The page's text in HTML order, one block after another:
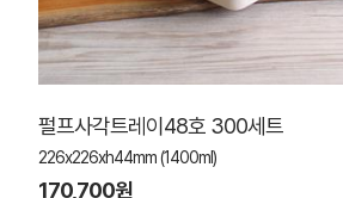
펄프사각트레이48호 300세트
226x226xh44mm (1400ml)
170,700원